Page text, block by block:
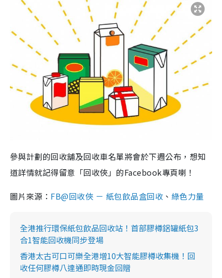
參與計劃的回收舖及回收車名單將會於下週公布，想知
道詳情就記得留意「回收俠」的Facebook專頁喇！
圖片來源： FB@回收俠 － 紙包飲品盒回收 、 綠色力量
全港推行環保紙包飲品回收站！首部膠樽鋁罐紙包3
合1智能回收機同步登場
香港太古可口可樂全港增10大智能膠樽收集機！回
收任何膠樽八達通即時現金回贈